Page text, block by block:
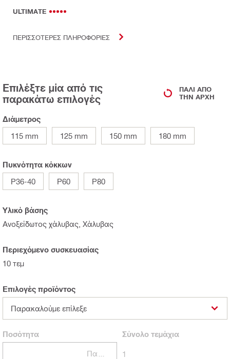
ULTIMATE
ΠΕΡΙΣΣΟΤΕΡΕΣ ΠΛΗΡΟΦΟΡΙΕΣ
Επιλέξτε μία από τις
παρακάτω επιλογές
ΠΆΛΙ ΑΠΌ
ΤΗΝ ΑΡΧΉ
Διάμετρος
115 mm
125 mm 150 mm 180 mm
Πυκνότητα κόκκων
P36-40
P60 P80
Υλικό βάσης
Ανοξείδωτος χάλυβας, Χάλυβας
Περιεχόμενο συσκευασίας
10 τεμ
Επιλογές προϊόντος
Παρακαλούμε επίλεξε
Ποσότητα Σύνολοτεμάχια
1